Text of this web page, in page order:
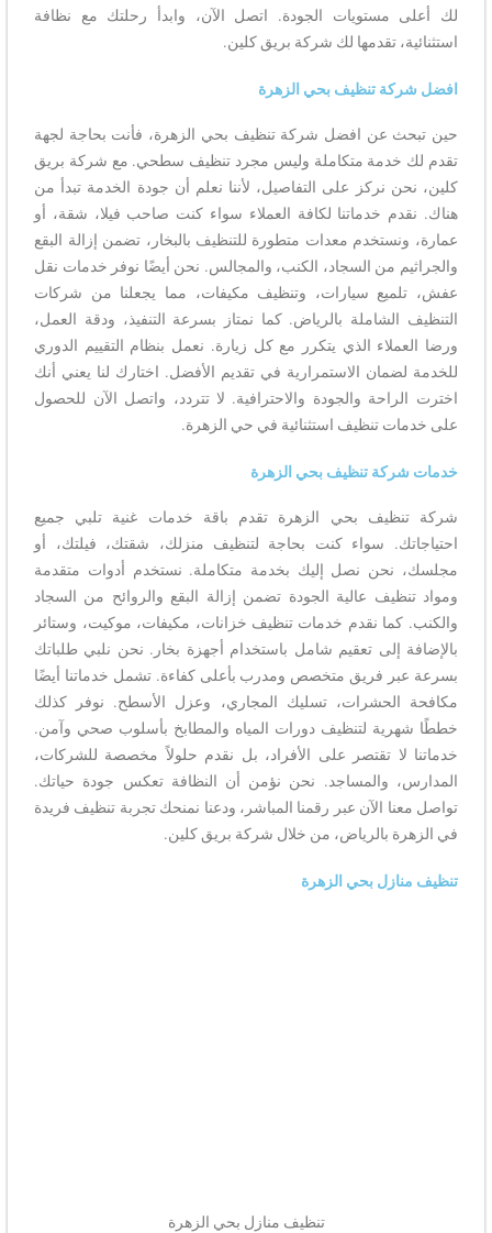
لك أعلى مستويات الجودة. اتصل الآن، وابدأ رحلتك مع نظافة
استثنائية، تقدمها لك شركة بريق كلين.
افضل شركة تنظيف بحي الزهرة
حين تبحث عن افضل شركة تنظيف بحي الزهرة، فأنت بحاجة لجهة
تقدم لك خدمة متكاملة وليس مجرد تنظيف سطحي. مع شركة بريق
كلين، نحن نركز على التفاصيل، لأننا نعلم أن جودة الخدمة تبدأ من
هناك. نقدم خدماتنا لكافة العملاء سواء كنت صاحب فيلا، شقة، أو
عمارة، ونستخدم معدات متطورة للتنظيف بالبخار، تضمن إزالة البقع
والجراثيم من السجاد، الكنب، والمجالس. نحن أيضًا نوفر خدمات نقل
عفش، تلميع سيارات، وتنظيف مكيفات، مما يجعلنا من شركات
التنظيف الشاملة بالرياض. كما نمتاز بسرعة التنفيذ، ودقة العمل،
ورضا العملاء الذي يتكرر مع كل زيارة. نعمل بنظام التقييم الدوري
للخدمة لضمان الاستمرارية في تقديم الأفضل. اختارك لنا يعني أنك
اخترت الراحة والجودة والاحترافية. لا تتردد، واتصل الآن للحصول
على خدمات تنظيف استثنائية في حي الزهرة.
خدمات شركة تنظيف بحي الزهرة
شركة تنظيف بحي الزهرة تقدم باقة خدمات غنية تلبي جميع
احتياجاتك. سواء كنت بحاجة لتنظيف منزلك، شقتك، فيلتك، أو
مجلسك، نحن نصل إليك بخدمة متكاملة. نستخدم أدوات متقدمة
ومواد تنظيف عالية الجودة تضمن إزالة البقع والروائح من السجاد
والكنب. كما نقدم خدمات تنظيف خزانات، مكيفات، موكيت، وستائر
بالإضافة إلى تعقيم شامل باستخدام أجهزة بخار. نحن نلبي طلباتك
بسرعة عبر فريق متخصص ومدرب بأعلى كفاءة. تشمل خدماتنا أيضًا
مكافحة الحشرات، تسليك المجاري، وعزل الأسطح. نوفر كذلك
خططًا شهرية لتنظيف دورات المياه والمطابخ بأسلوب صحي وآمن.
خدماتنا لا تقتصر على الأفراد، بل نقدم حلولاً مخصصة للشركات،
المدارس، والمساجد. نحن نؤمن أن النظافة تعكس جودة حياتك.
تواصل معنا الآن عبر رقمنا المباشر، ودعنا نمنحك تجربة تنظيف فريدة
في الزهرة بالرياض، من خلال شركة بريق كلين.
تنظيف منازل بحي الزهرة
تنظيف منازل بحي الزهرة